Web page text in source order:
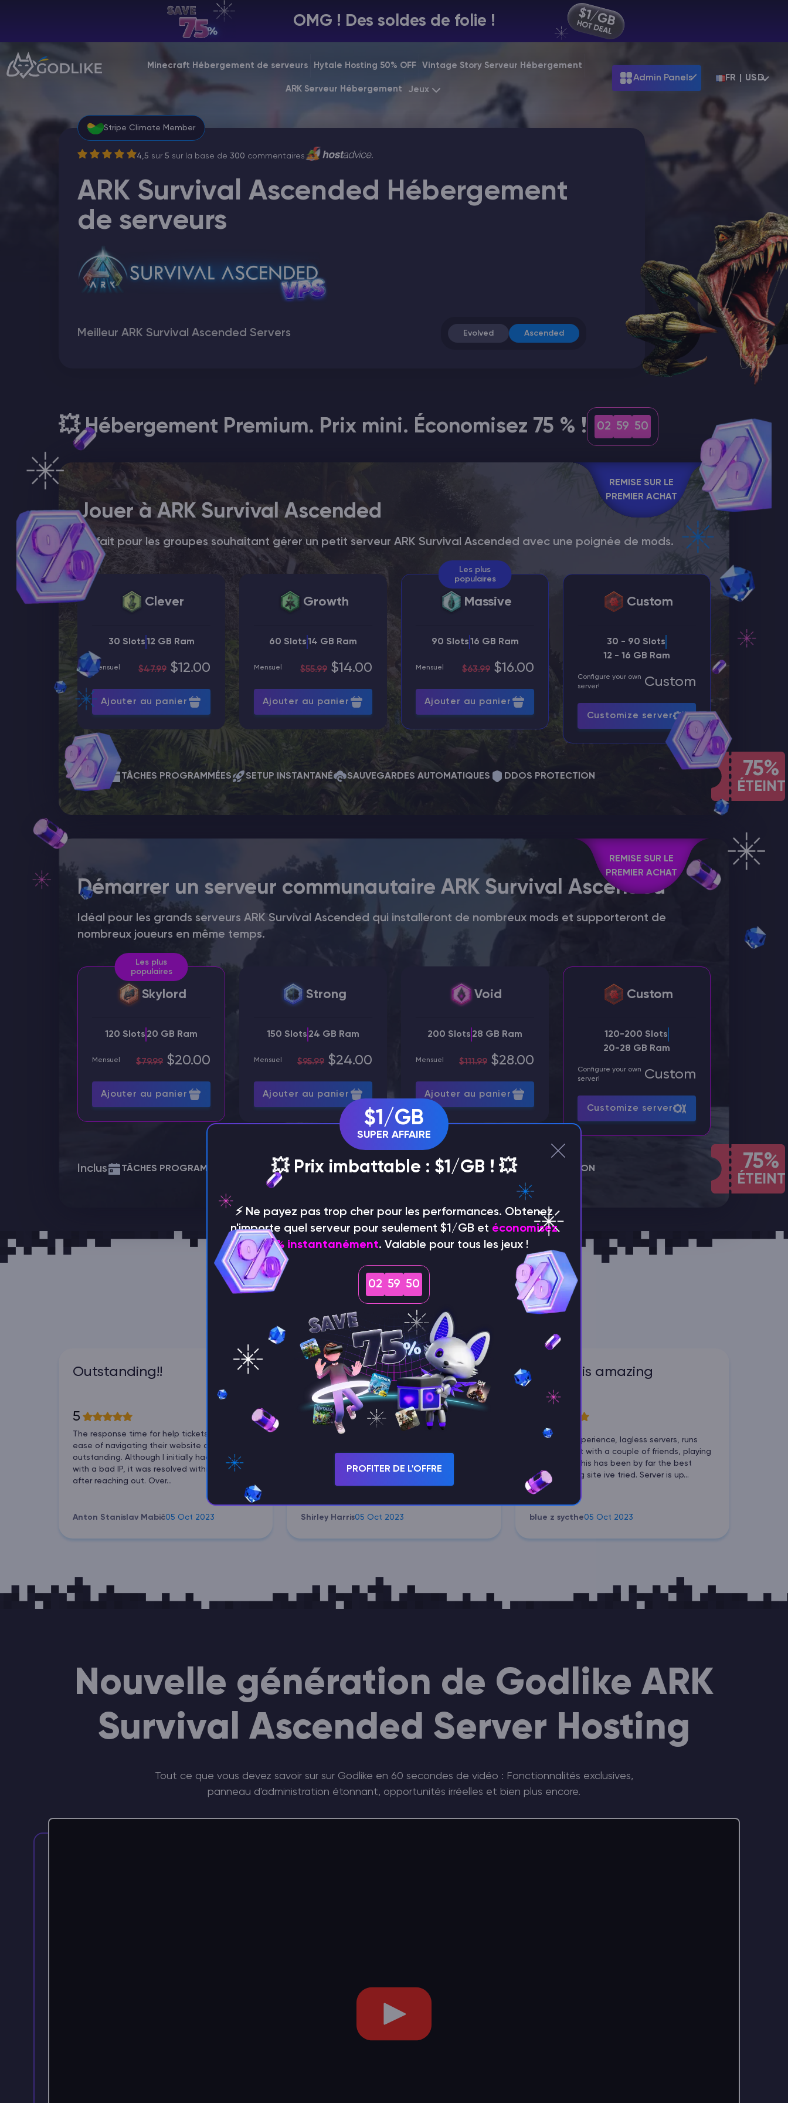
OMG ! Des soldes de folie !
Minecraft Hébergement de serveurs Hytale Hosting 50% OFF Vintage Story Serveur Hébergement
ARK Serveur Hébergement Jeux
Minecraft ARK
Admin Panels FR | USD
Billing Panel
Manage your servers & payments
Manage game server
VPS Panel
Affiliate panel
Manage affiliates
Minecraft Hébergement de serveurs
Stripe Climate Member
4,5 sur 5 sur la base de 300 commentaires
ARK Survival Ascended Hébergement
de serveurs
Meilleur ARK Survival Ascended Servers Evolved Ascended
💥 Hébergement Premium. Prix mini. Économisez 75 % ! 02 59 48
REMISE SUR LE
PREMIER ACHAT
75%
ÉTEINT
Jouer à ARK Survival Ascended
Parfait pour les groupes souhaitant gérer un petit serveur ARK Survival Ascended avec une poignée de mods.
Clever
30 Slots12 GB Ram
Mensuel $47.99 $12.00
Ajouter au panier
Growth
60 Slots14 GB Ram
Mensuel $55.99 $14.00
Ajouter au panier
Les plus
populaires
Massive
90 Slots16 GB Ram
Mensuel $63.99 $16.00
Ajouter au panier
Custom
30 - 90 Slots
12 - 16 GB Ram
Configure your own
server!
Custom
Customize server
Inclus TÂCHES PROGRAMMÉES SETUP INSTANTANÉ SAUVEGARDES AUTOMATIQUES DDOS PROTECTION
REMISE SUR LE
PREMIER ACHAT
75%
ÉTEINT
Démarrer un serveur communautaire ARK Survival Ascended
Idéal pour les grands serveurs ARK Survival Ascended qui installeront de nombreux mods et supporteront de
nombreux joueurs en même temps.
Les plus
populaires
Skylord
120 Slots 20 GB Ram
Mensuel $79.99 $20.00
Ajouter au panier
Strong
150 Slots 24 GB Ram
Mensuel $95.99 $24.00
Ajouter au panier
Void
200 Slots 28 GB Ram
Mensuel $111.99 $28.00
Ajouter au panier
Custom
120-200 Slots
20-28 GB Ram
Configure your own
server!
Custom
Customize server
Inclus TÂCHES PROGRAMMÉES SETUP INSTANTANÉ SAUVEGARDES AUTOMATIQUES DDOS PROTECTION
4.8
4,5sur5sur la base deplus de 300avis
Outstanding!!
5
The response time for help tickets and the
ease of navigating their website are
outstanding. Although I initially had a problem
with a bad IP, it was resolved within minutes
after reaching out. Over...
Anton Stanislav Mabič05 Oct 2023
Godlike.Host is a solid
choice for…
Godlike.Host is a solid choice for gaming
periods of intense gaming, we never felt that
Shirley Harris05 Oct 2023
godlike is amazing
Wonderful experience, lagless servers, runs
great I tried it with a couple of friends, playing
terraria and this has been by far the best
server hosting site ive tried. Server is up...
blue z sycthe05 Oct 2023
Nouvelle génération de Godlike ARK
Survival Ascended Server Hosting
Tout ce que vous devez savoir sur sur Godlike en 60 secondes de vidéo : Fonctionnalités exclusives,
panneau d'administration étonnant, opportunités irréelles et bien plus encore.
$1/GB
SUPER AFFAIRE
💥 Prix imbattable : $1/GB ! 💥
⚡️ Ne payez pas trop cher pour les performances. Obtenez
n'importe quel serveur pour seulement $1/GB et économisez
75 % instantanément. Valable pour tous les jeux !
02 59 48
PROFITER DE L'OFFRE